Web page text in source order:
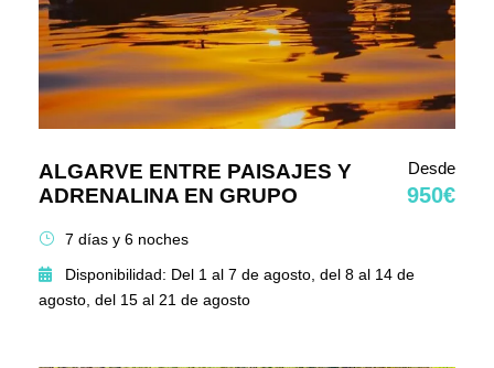
ALGARVE ENTRE PAISAJES Y
ADRENALINA EN GRUPO
Desde
950€
7 días y 6 noches
Disponibilidad: Del 1 al 7 de agosto, del 8 al 14 de
agosto, del 15 al 21 de agosto